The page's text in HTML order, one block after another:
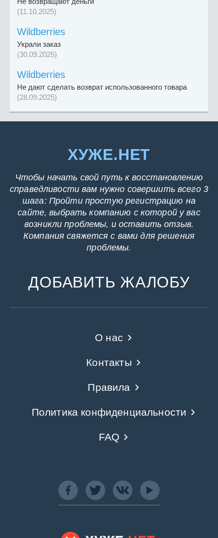
(11.10.2025)
Wildberries
Украли заказ
(30.09.2025)
Wildberries
Не дают сделать возврат использованного товара
(28.09.2025)
ХУЖЕ.НЕТ
Чтобы начать свой путь к восстановлению
справедливости вам нужно совершить всего 3
шага: Пройти простую регистрацию на
сайте, выбрать компанию с которой у вас
возникли проблемы, и оставить отзыв.
Компания свяжется с вами для решения
проблемы.
ДОБАВИТЬ ЖАЛОБУ
О нас
Контакты
Правила
Политика конфиденциальности
FAQ